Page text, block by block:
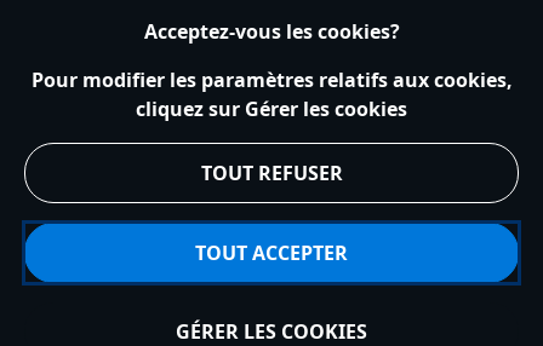
Ajouter au panier
Acceptez-vous les cookies?
Pour modifier les paramètres relatifs aux cookies,
cliquez sur Gérer les cookies
TOUT REFUSER
TOUT ACCEPTER
GÉRER LES COOKIES